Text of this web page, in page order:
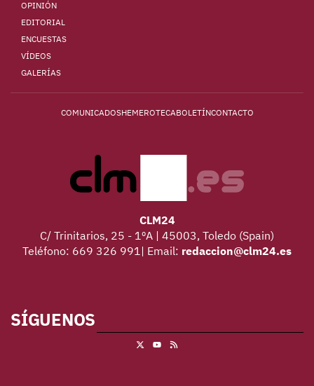
OPINIÓN
EDITORIAL
ENCUESTAS
VÍDEOS
GALERÍAS
COMUNICADOSHEMEROTECABOLETÍNCONTACTO
CLM24
C/ Trinitarios, 25 - 1ºA | 45003, Toledo (Spain)
Teléfono: 669 326 991| Email: redaccion@clm24.es
SÍGUENOS